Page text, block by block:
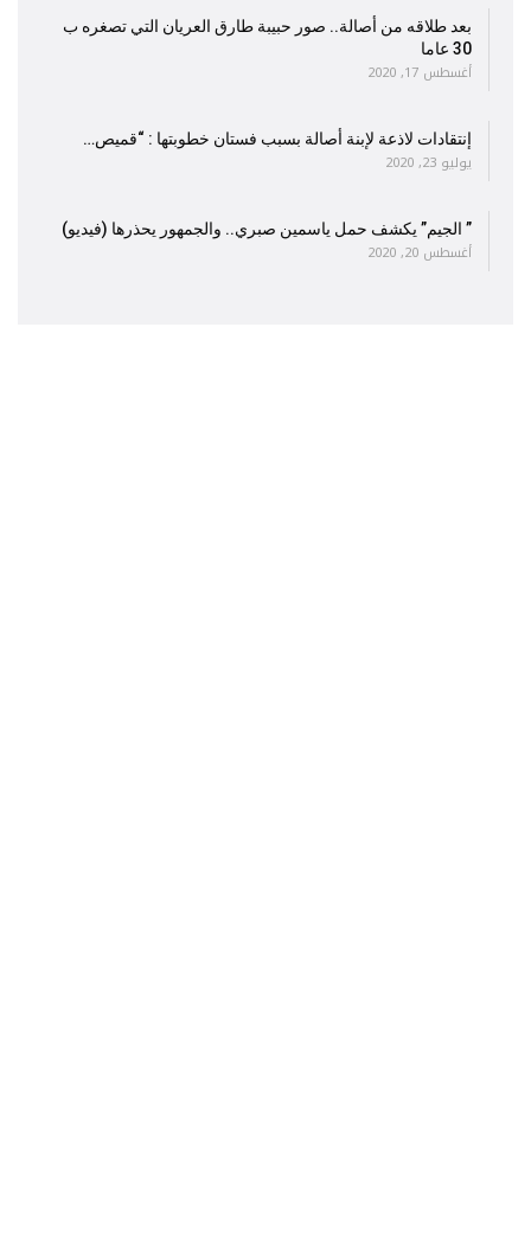
بعد طلاقه من أصالة.. صور حبيبة طارق العريان التي تصغره ب
30 عاما
أغسطس 17, 2020
إنتقادات لاذعة لإبنة أصالة بسبب فستان خطوبتها : “قميص…
يوليو 23, 2020
” الجيم” يكشف حمل ياسمين صبري.. والجمهور يحذرها (فيديو)
أغسطس 20, 2020